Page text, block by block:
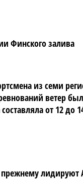
Финского залива
из семи
ветер
от 12 до